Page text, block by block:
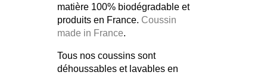
matière 100% biodégradable et
produits en France. Coussin
made in France.
Tous nos coussins sont
déhoussables et lavables en